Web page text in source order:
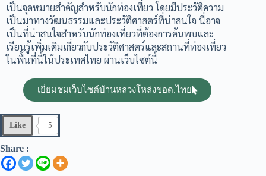
เป็นจุดหมายสำคัญสำหรับนักท่องเที่ยว โดยมีประวัติความ
เป็นมาทางวัฒนธรรมและประวัติศาสตร์ที่น่าสนใจ นี่อาจ
เป็นที่น่าสนใจสำหรับนักท่องเที่ยวที่ต้องการค้นพบและ
เรียนรู้เพิ่มเติมเกี่ยวกับประวัติศาสตร์และสถานที่ท่องเที่ยว
ในพื้นที่นี้ใน้ประเทศไทย ผ่านเว็บไซต์นี้
เยี่ยมชมเว็บไซต์บ้านหลวงโหล่งขอด.ไทย
Like +5
Share :